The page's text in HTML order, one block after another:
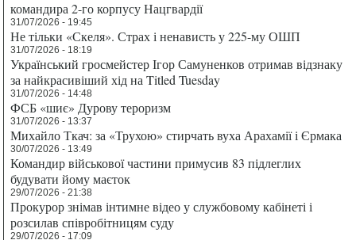
командира 2-го корпусу Нацгвардії
31/07/2026 - 19:45
Не тільки «Скеля». Страх і ненависть у 225-му ОШП
31/07/2026 - 18:19
Український гросмейстер Ігор Самуненков отримав відзнаку
за найкрасивіший хід на Titled Tuesday
31/07/2026 - 14:48
ФСБ «шиє» Дурову тероризм
31/07/2026 - 13:37
Михайло Ткач: за «Трухою» стирчать вуха Арахамії і Єрмака
30/07/2026 - 13:49
Командир військової частини примусив 83 підлеглих
будувати йому маєток
29/07/2026 - 21:38
Прокурор знімав інтимне відео у службовому кабінеті і
розсилав співробітницям суду
29/07/2026 - 17:09